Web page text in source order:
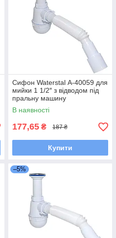
Сифон Waterstal А-40059 для
мийки 1 1/2″ з відводом під
пральну машину
В наявності
177,65 ₴ 187 ₴
Купити
–5%